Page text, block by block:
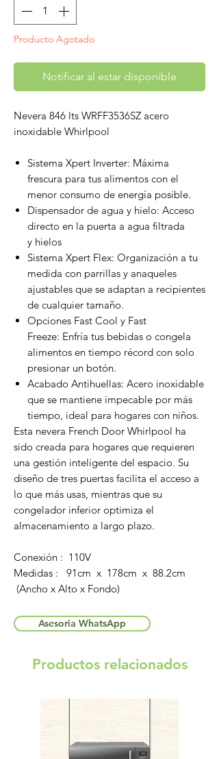
Producto Agotado
Notificar al estar disponible
Nevera 846 lts WRFF3536SZ acero
inoxidable Whirlpool
Sistema Xpert Inverter: Máxima
frescura para tus alimentos con el
menor consumo de energía posible.
Dispensador de agua y hielo: Acceso
directo en la puerta a agua filtrada
y hielos
Sistema Xpert Flex: Organización a tu
medida con parrillas y anaqueles
ajustables que se adaptan a recipientes
de cualquier tamaño.
Opciones Fast Cool y Fast
Freeze: Enfría tus bebidas o congela
alimentos en tiempo récord con solo
presionar un botón.
Acabado Antihuellas: Acero inoxidable
que se mantiene impecable por más
tiempo, ideal para hogares con niños.
Esta nevera French Door Whirlpool ha
sido creada para hogares que requieren
una gestión inteligente del espacio. Su
diseño de tres puertas facilita el acceso a
lo que más usas, mientras que su
congelador inferior optimiza el
almacenamiento a largo plazo.
Conexión : 110V
Medidas : 91cm x 178cm x 88.2cm
(Ancho x Alto x Fondo)
Asesoria WhatsApp
Productos relacionados